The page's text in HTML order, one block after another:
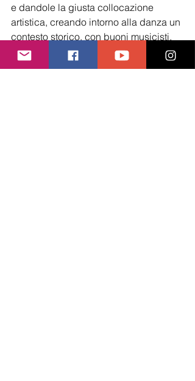
e dandole la giusta collocazione
artistica, creando intorno alla danza un
contesto storico, con buoni musicisti,
bei costumi e coreografie.